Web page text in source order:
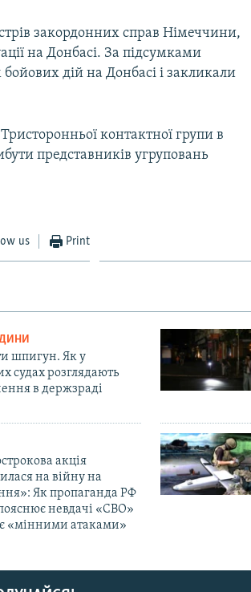
закордонних справ Німеччини,
на Донбасі. За підсумками
дій на Донбасі і закликали
контактної групи в
представників угруповань
us Print
шпигун. Як у
судах розглядають
в держзраді
акція
на війну на
Як пропаганда РФ
невдачі «СВО»
«мінними атаками»